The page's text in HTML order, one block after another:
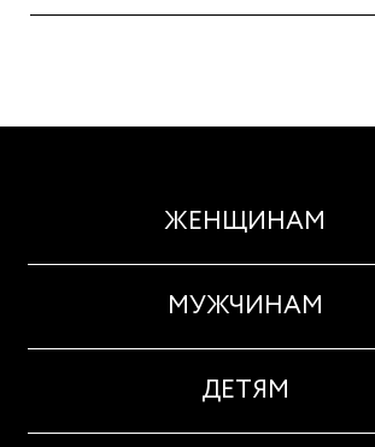
ЖЕНЩИНАМ
МУЖЧИНАМ
ДЕТЯМ